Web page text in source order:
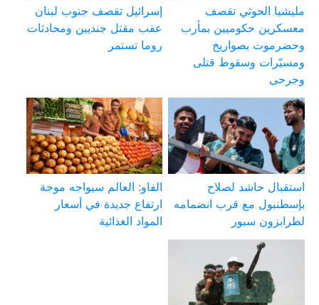
مليشيا الحوثي تقصف
معسكرين حكوميين بمأرب
وحضرموت بصواريخ
ومسيّرات وسقوط قتلى
وجرحى
إسرائيل تقصف جنوب لبنان
عقب مقتل جنديين ومحادثات
روما تستمر
استقبال حاشد لصلاح
بإسطنبول مع قرب انضمامه
لطرابزون سبور
الفاو: العالم سيواجه موجة
ارتفاع جديدة في أسعار
المواد الغذائية